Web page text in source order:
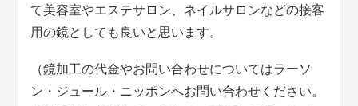
て美容室やエステサロン、ネイルサロンなどの接客
用の鏡としても良いと思います。
（鏡加工の代金やお問い合わせについてはラーソ
ン・ジュール・ニッポンへお問い合わせください。